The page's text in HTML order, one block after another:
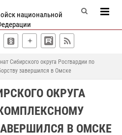
национальной
Сибирского округа Росгвардии по
завершился в Омске
ОКРУГА
В ОМСКЕ